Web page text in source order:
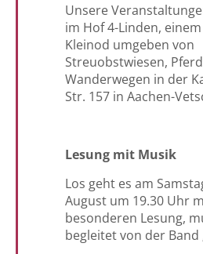
Unsere
im Hof 4-Linden,
Kleinod umgeben von
Streuobstwiesen,
Wanderwegen in der
Str. 157 in Aachen-
Lesung mit Musik
Los geht es am
August um 19.30 Uhr
besonderen Lesung,
begleitet von der Band